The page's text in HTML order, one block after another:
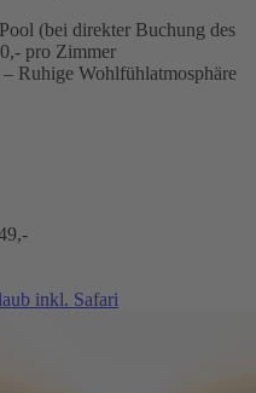
(bei direkter Buchung des
pro Zimmer
Ruhige Wohlfühlatmosphäre
inkl. Safari